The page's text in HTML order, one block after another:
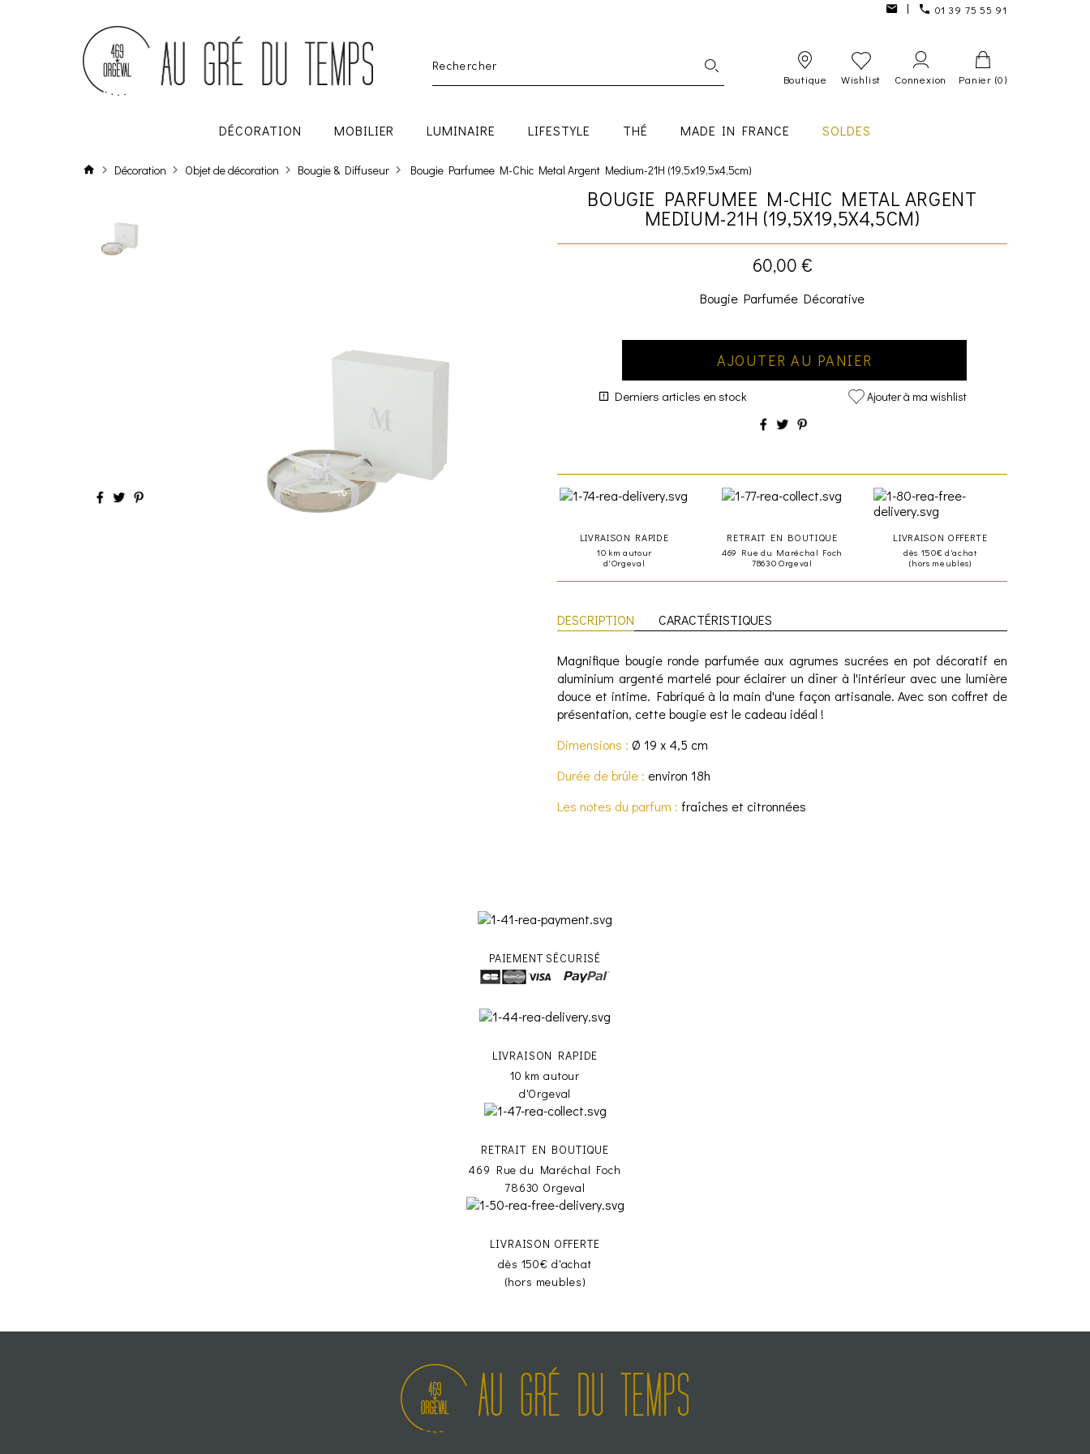
01 39 75 55 91
Boutique Wishlist Connexion Panier (0)
DÉCORATION MOBILIER LUMINAIRE LIFESTYLE THÉ MADE IN FRANCE SOLDES
Décoration Objet de décoration Bougie & Diffuseur Bougie Parfumee M-Chic Metal Argent Medium-21H (19,5x19,5x4,5cm)
BOUGIE PARFUMEE M-CHIC METAL ARGENT
MEDIUM-21H (19,5X19,5X4,5CM)
60,00 €
Bougie Parfumée Décorative
AJOUTER AU PANIER
Derniers articles en stock Ajouter à ma wishlist
LIVRAISON RAPIDE
10 km autour
d'Orgeval
RETRAIT EN BOUTIQUE
469 Rue du Maréchal Foch
78630 Orgeval
LIVRAISON OFFERTE
dès 150€ d'achat
(hors meubles)
DESCRIPTION CARACTÉRISTIQUES
Magnifique bougie ronde parfumée aux agrumes sucrées en pot décoratif en
aluminium argenté martelé pour éclairer un dîner à l'intérieur avec une lumière
douce et intime. Fabriqué à la main d'une façon artisanale. Avec son coffret de
présentation, cette bougie est le cadeau idéal !
Dimensions : Ø 19 x 4,5 cm
Durée de brûle : environ 18h
Les notes du parfum : fraîches et citronnées
PAIEMENT SÉCURISÉ
LIVRAISON RAPIDE
10 km autour
d'Orgeval
RETRAIT EN BOUTIQUE
469 Rue du Maréchal Foch
78630 Orgeval
LIVRAISON OFFERTE
dès 150€ d'achat
(hors meubles)